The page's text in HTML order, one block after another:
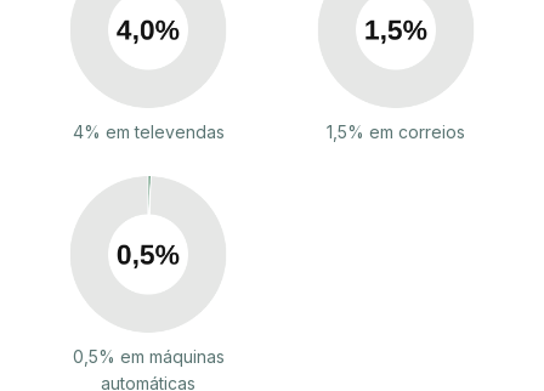
4% em televendas 1,5% em correios
0,5% em máquinas
automáticas